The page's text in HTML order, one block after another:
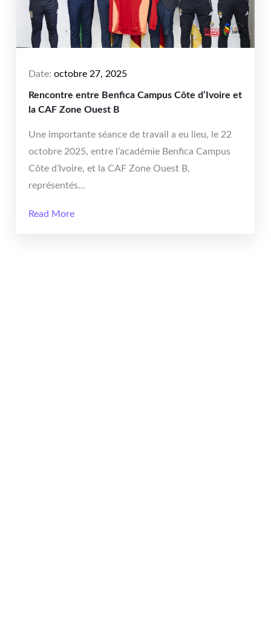
Date: octobre 27, 2025
Rencontre entre Benfica Campus Côte d’Ivoire et
la CAF Zone Ouest B
Une importante séance de travail a eu lieu, le 22
octobre 2025, entre l’académie Benfica Campus
Côte d’Ivoire, et la CAF Zone Ouest B,
représentés...
Read More